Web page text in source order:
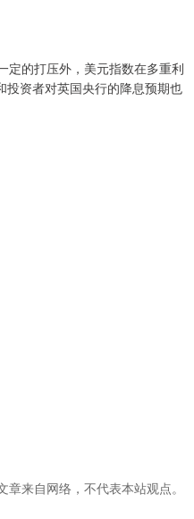
的打压外，美元指数在多重利
投资者对英国央行的降息预期也
章来自网络，不代表本站观点。